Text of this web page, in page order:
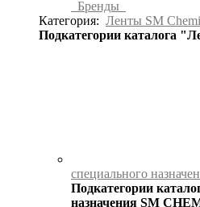
Бренды
Категория: Ленты SM
Подкатегории каталога
специального
Подкатегории
назначения SM